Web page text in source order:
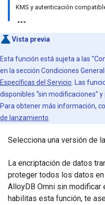
KMS y autenticación
Vista previa
Esta función está sujeta a las
en la sección Condiciones
Específicas del Servicio . Las
disponibles “sin modificaciones”
Para obtener más información,
de lanzamiento
Selecciona una versión de
La encriptación de datos
proteger todos los datos
AlloyDB Omni sin modificar
habilitas esta función, te